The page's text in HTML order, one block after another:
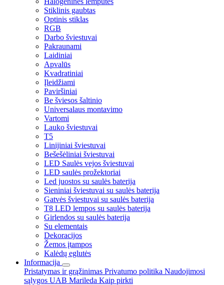
Stiklinis gaubtas
Optinis stiklas
RGB
Darbo šviestuvai
Pakraunami
Laidiniai
Apvalūs
Kvadratiniai
Įleidžiami
Paviršiniai
Be šviesos šaltinio
Universalaus montavimo
Vartomi
Lauko šviestuvai
T5
Linijiniai šviestuvai
Bešešėliniai šviestuvai
LED Saulės vejos šviestuvai
LED saulės prožektoriai
Led juostos su saulės baterija
Sieniniai šviestuvai su saulės baterija
Gatvės šviestuvai su saulės baterija
T8 LED lempos su saulės baterija
Girlendos su saulės baterija
Su elementais
Dekoracijos
Žemos įtampos
Kalėdų eglutės
Informacija
Pristatymas ir grąžinimas Privatumo politika Naudojimosi
sąlygos UAB Marileda Kaip pirkti